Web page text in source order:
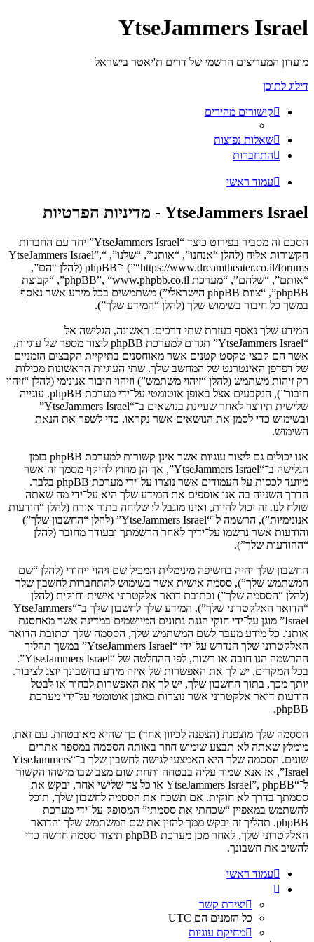
YtseJammers Israel
מועדון המעריצים הרשמי של דרים ת'יאטר בישראל
דילוג לתוכן
קישורים מהירים
שאלות נפוצות
התחברות
עמוד ראשי
YtseJammers Israel - מדיניות הפרטיות
הסכם זה מסביר בפירוט כיצד “YtseJammers Israel” יחד עם החברות
הקשורות אליה (להלן “אנחנו”, “אותנו”, “שלנו”, “YtseJammers Israel”,
“https://www.dreamtheater.co.il/forums”) ו־phpBB (להלן “הם”,
“אותם”, “שלהם”, “מערכת phpBB”, “www.phpbb.co.il”, “קבוצת
phpBB”, “צוות phpBB הישראלי”) משתמשים בכל מידע אשר נאסף
במשך כל חיבור בשימוש שלך (להלן “המידע שלך”).
המידע שלך נאסף בעזרת שתי דרכים. ראשונה, הגלישה אל
“YtseJammers Israel” תגרום למערכת phpBB ליצור מספר של עוגיות,
אשר הם קבצי טקסט קטנים אשר מאוחסנים בתיקיית הקבצים הזמניים
של דפדפן האינטרנט של המחשב שלך. שתי העוגיות הראשונות מכילות
רק זיהות משתמש (להלן “זיהוי משתמש”) וזיהוי חיבור אנונימי (להלן “זיהוי
חיבור”), הנקבעים אצל באופן אוטומטי על־ידי מערכת phpBB. עוגייה
שלישית תיווצר לאחר שעיינת בנושאים ב־“YtseJammers Israel”
ובשימוש כדי לסמן את הנושאים אשר נקראו, כדי לשפר את הנאת
השימוש.
אנו יכולים גם ליצור עוגיות אשר אינן קשורות למערכת phpBB בזמן
הגלישה ב־“YtseJammers Israel”, אך הן מחוץ להיקף מסמך זה אשר
מיועד לכסות על העמודים אשר נוצרו על־ידי מערכת phpBB בלבד.
הדרך השנייה בה אנו אוספים את המידע שלך היא על־ידי מה שאתה
שולח לנו. זה יכול להיות, ואינו מוגבל ל: שליחה בתור אורח (להלן “הודעות
אנונימיות”), הרשמה ל־“YtseJammers Israel” (להלן “החשבון שלך”)
והודעות אשר נרשמו על־ידיך לאחר הרשמתך ובעודך מחובר (להלן
“ההודעות שלך”).
החשבון שלך יהיה בחשיפה מינימלית המכיל שם זיהוי ייחודי (להלן “שם
המשתמש שלך”), ססמה אישית אשר בשימוש להתחברות לחשבון שלך
(להלן “הססמה שלך”) וכתובת דואר אלקטרוני אישית וחוקית (להלן
“הדואר האלקטרוני שלך”). המידע שלך לחשבון שלך ב־“YtseJammers
Israel” מוגן על־ידי חוקי הגנת נתונים המיושמים במדינה אשר מאחסנת
אותנו. כל מידע מעבר לשם המשתמש שלך, הססמה שלך וכתובת הדואר
האלקטרוני שלך הנדרש על־ידי “YtseJammers Israel” במשך תהליך
ההרשמה הנו חובה או רשות, לפי ההחלטה של “YtseJammers Israel”.
בכל המקרים, יש לך את האפשרות של איזה מידע בחשבונך יוצג לציבור.
יותך מכך, בתוך החשבון שלך, יש לך את האפשרות לבחור או לבטל
הודעות דואר אלקטרוני אשר נוצרות באופן אוטומטי על־ידי מערכת
phpBB.
הססמה שלך מוצפנת (הצפנה לכיוון אחד) כך שהיא מאובטחת. עם זאת,
מומלץ שאתה לא תבצע שימוש חוזר באותה הססמה במספר אתרים
שונים. הססמה שלך היא האמצעי לגישה לחשבון שלך ב־“YtseJammers
Israel”, אז אנא שמור עליה בבטחה ותחת שום מצב שבו מישהו הקשור
ל־“YtseJammers Israel”, phpBB או כל צד שלישי אחר, יבקש את
ססמתך בדרך לא חוקית. אם תשכח את הססמה לחשבון שלך, תוכל
להשתמש במאפיין “שכחתי את ססמתי” המסופק על־ידי מערכת
phpBB. תהליך זה יבקש ממך להזין את שם המשתמש שלך והדואר
האלקטרוני שלך, לאחר מכן מערכת phpBB תיצור ססמה חדשה כדי
להשיב את חשבונך.
עמוד ראשי
יצירת קשר
כל הזמנים הם UTC
מחיקת עוגיות